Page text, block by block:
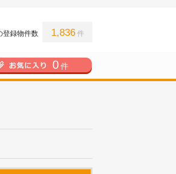
登録物件数 1,836 件
0 件